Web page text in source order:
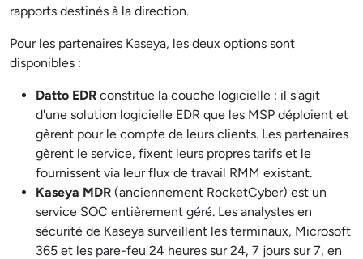
rapports destinés à la direction.
Pour les partenaires Kaseya, les deux options sont
disponibles :
Datto EDR constitue la couche logicielle : il s'agit
d'une solution logicielle EDR que les MSP déploient et
gèrent pour le compte de leurs clients. Les partenaires
gèrent le service, fixent leurs propres tarifs et le
fournissent via leur flux de travail RMM existant.
Kaseya MDR (anciennement RocketCyber) est un
service SOC entièrement géré. Les analystes en
sécurité de Kaseya surveillent les terminaux, Microsoft
365 et les pare-feu 24 heures sur 24, 7 jours sur 7, en